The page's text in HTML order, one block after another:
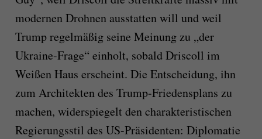
modernen Drohnen ausstatten will und weil
Trump regelmäßig seine Meinung zu „der
Ukraine-Frage“ einholt, sobald Driscoll im
Weißen Haus erscheint. Die Entscheidung, ihn
zum Architekten des Trump-Friedensplans zu
machen, widerspiegelt den charakteristischen
Regierungsstil des US-Präsidenten: Diplomatie